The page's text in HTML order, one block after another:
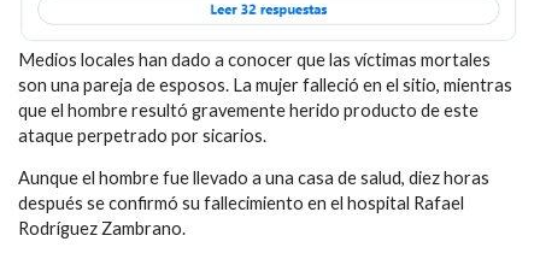
Medios locales han dado a conocer que las víctimas mortales
son una pareja de esposos. La mujer falleció en el sitio, mientras
que el hombre resultó gravemente herido producto de este
ataque perpetrado por sicarios.
Aunque el hombre fue llevado a una casa de salud, diez horas
después se confirmó su fallecimiento en el hospital Rafael
Rodríguez Zambrano.